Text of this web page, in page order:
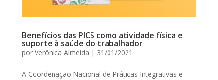
Benefícios das PICS como atividade física e
suporte à saúde do trabalhador
por Verônica Almeida | 31/01/2021
A Coordenação Nacional de Práticas Integrativas e